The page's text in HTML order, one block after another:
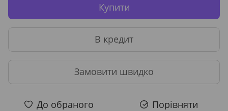
Купити
В кредит
Замовити швидко
До обраного Порівняти